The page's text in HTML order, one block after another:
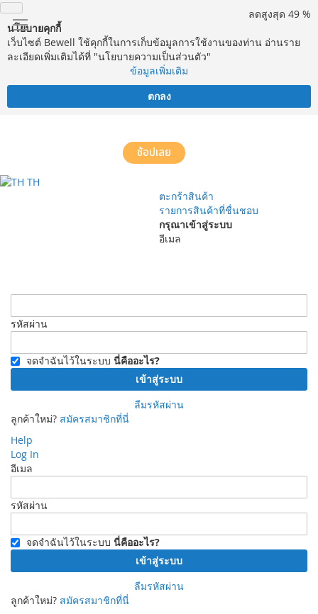
นโยบายคุกกี้
เว็บไซต์ Bewell ใช้คุกกี้ในการเก็บข้อมูลการใช้งานของท่าน อ่านราย
ละเอียดเพิ่มเติมได้ที่ "นโยบายความเป็นส่วนตัว"
ข้อมูลเพิ่มเติม
ตกลง
ช้อปเลย
TH
ตะกร้าสินค้า
รายการสินค้าที่ชื่นชอบ
กรุณาเข้าสู่ระบบ
อีเมล
รหัสผ่าน
จดจำฉันไว้ในระบบ นี่คืออะไร?
เข้าสู่ระบบ
ลืมรหัสผ่าน
ลูกค้าใหม่? สมัครสมาชิกที่นี่
Help
Log In
อีเมล
รหัสผ่าน
จดจำฉันไว้ในระบบ นี่คืออะไร?
เข้าสู่ระบบ
ลืมรหัสผ่าน
ลูกค้าใหม่? สมัครสมาชิกที่นี่
ลดสูงสุด 49 %